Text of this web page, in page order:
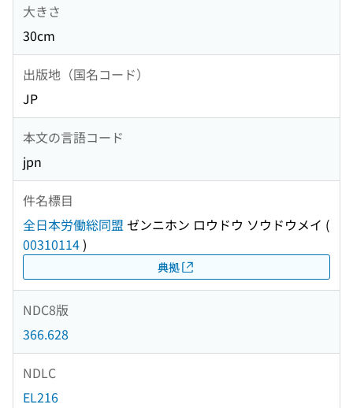
大きさ
30cm
出版地（国名コード）
JP
本文の言語コード
jpn
件名標目
全日本労働総同盟 ゼンニホン ロウドウ ソウドウメイ (
00310114)
典拠
NDC8版
366.628
NDLC
EL216